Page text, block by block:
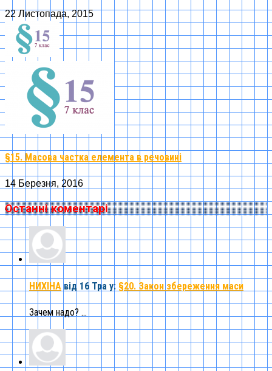
22 Листопада, 2015
§15. Масова частка елемента в речовині
14 Березня, 2016
Останні коментарі
НИХІНА від 16 Тра у: §20. Закон збереження маси
Зачем надо? ...